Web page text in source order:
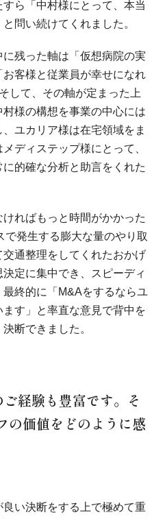
ら「中村様にとって、本当
問い続けてくれました。
残った軸は「仮想病院の実
客様と従業員が幸せになれ
して、その軸が定まった上
様の構想を事業の中心には
ユカリア様は在宅領域をま
ディステップ様にとって、
的確な分析と助言をくれた
ればもっと時間がかかった
で発生する膨大な量のやり取
通整理をしてくれたおかげ
定に集中でき、スピーディ
終的に「M&Aをするならユ
す」と率直な意見で背中を
断できました。
経験も豊富です。そ
の価値をどのように感
い決断をする上で極めて重